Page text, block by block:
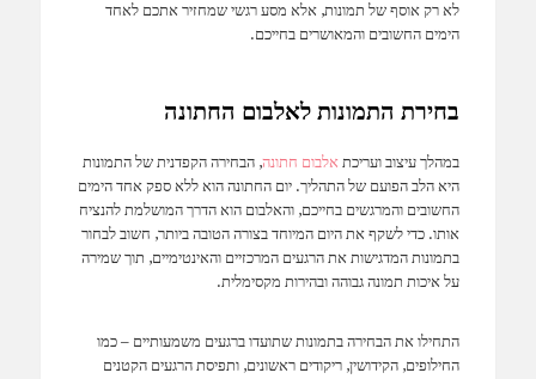
לא רק אוסף של תמונות, אלא מסע רגשי שמחזיר אתכם לאחד
הימים החשובים והמאושרים בחייכם.
בחירת התמונות לאלבום החתונה
במהלך עיצוב ועריכת אלבום חתונה, הבחירה הקפדנית של התמונות
היא הלב הפועם של התהליך. יום החתונה הוא ללא ספק אחד הימים
החשובים והמרגשים בחייכם, והאלבום הוא הדרך המושלמת להנציח
אותו. כדי לשקף את היום המיוחד בצורה הטובה ביותר, חשוב לבחור
בתמונות המדגישות את הרגעים המרכזיים והאינטימיים, תוך שמירה
על איכות תמונה גבוהה ובהירות מקסימלית.
התחילו את הבחירה בתמונות שתועדו ברגעים משמעותיים – כמו
החילופים, הקידושין, ריקודים ראשונים, ותפיסת הרגעים הקטנים